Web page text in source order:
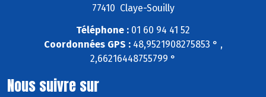
77410 Claye-Souilly
Téléphone : 01 60 94 41 52
Coordonnées GPS :48,9521908275853 ° ,
2,66216448755799 °
Nous suivre sur